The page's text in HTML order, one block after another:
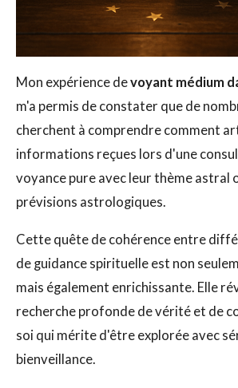
Mon expérience devoyant médium
m'a permis de constater que de
cherchent à comprendre comment
informations reçues lors d'une
voyance pure avec leur thème astral
prévisions astrologiques.
Cette quête de cohérence entre
de guidance spirituelle est non
mais également enrichissante. Elle
recherche profonde de vérité et de
soi qui mérite d'être explorée avec
bienveillance.